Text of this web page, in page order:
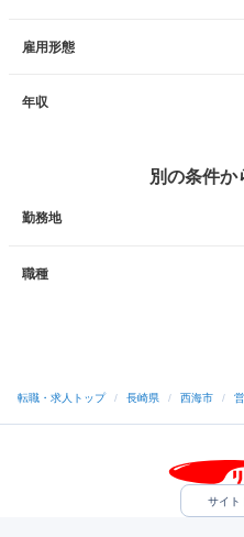
雇用形態
年収
別の条件か
勤務地
職種
転職・求人トップ / 長崎県 / 西海市 /
サイト